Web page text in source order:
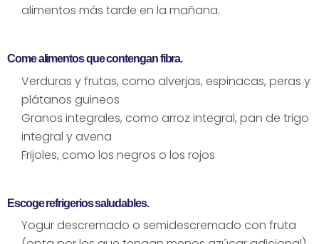
alimentos más tarde en la mañana.
Come alimentos que contengan fibra.
Verduras y frutas, como alverjas, espinacas, peras y
plátanos guineos
Granos integrales, como arroz integral, pan de trigo
integral y avena
Frijoles, como los negros o los rojos
Escoge refrigerios saludables.
Yogur descremado o semidescremado con fruta